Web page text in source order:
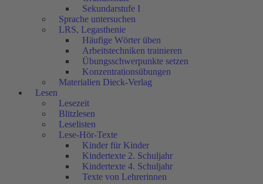
Sekundarstufe I
Sprache untersuchen
LRS, Legasthenie
Häufige Wörter üben
Arbeitstechniken trainieren
Übungsschwerpunkte setzen
Konzentrationsübungen
Materialien Dieck-Verlag
Lesen
Lesezeit
Blitzlesen
Leselisten
Lese-Hör-Texte
Kinder für Kinder
Kindertexte 2. Schuljahr
Kindertexte 4. Schuljahr
Texte von Lehrerinnen